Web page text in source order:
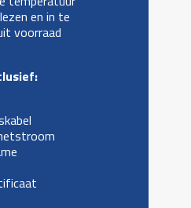
en in te
voorraad